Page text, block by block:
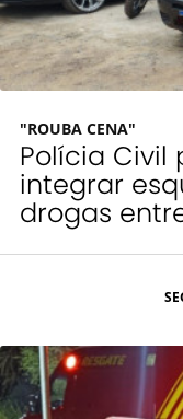
"ROUBA CENA"
Polícia Civil
integrar
drogas